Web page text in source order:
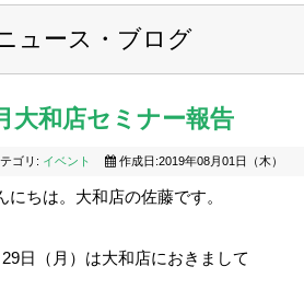
ュース・ブログ
大和店セミナー報告
ゴリ: イベント 作成日:2019年08月01日（木）
にちは。大和店の佐藤です。
日（月）は大和店におきまして